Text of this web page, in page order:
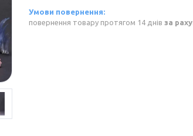
повернення товару протягом 14 днів за